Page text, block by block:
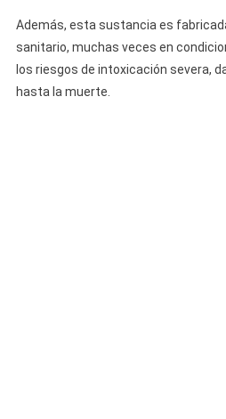
Además, esta sustancia es
sanitario, muchas veces en
los riesgos de intoxicación severa,
hasta la muerte.